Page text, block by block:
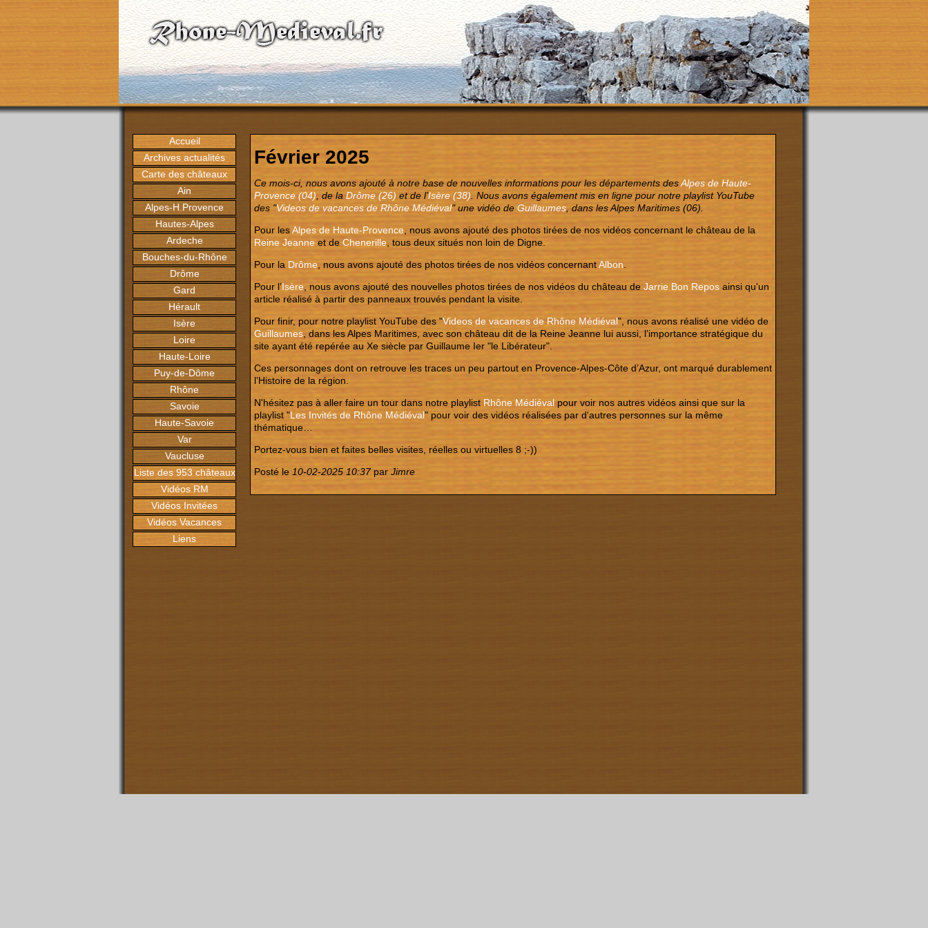
Accueil
Archives actualités
Carte des châteaux
Ain
Alpes-H.Provence
Hautes-Alpes
Ardeche
Bouches-du-Rhône
Drôme
Gard
Hérault
Isère
Loire
Haute-Loire
Puy-de-Dôme
Rhône
Savoie
Haute-Savoie
Var
Vaucluse
Liste des 953 châteaux
Vidéos RM
Vidéos Invitées
Vidéos Vacances
Liens
Février 2025
Ce mois-ci, nous avons ajouté à notre base de nouvelles informations pour les départements desAlpes de Haute-
Provence (04) , de la Drôme (26) et de l’Isère (38) . Nous avons également mis en ligne pour notre playlist YouTube
des "Videos de vacances de Rhône Médiéval" une vidéo de Guillaumes , dans les Alpes Maritimes (06).
Pour lesAlpes de Haute-Provence , nous avons ajouté des photos tirées de nos vidéos concernant le château de la
Reine Jeanneet de Chenerille , tous deux situés non loin de Digne.
Pour la Drôme , nous avons ajouté des photos tirées de nos vidéos concernantAlbon
Pour l’Isère , nous avons ajouté des nouvelles photos tirées de nos vidéos du château de Jarrie Bon Repos ainsi qu'un
article réalisé à partir des panneaux trouvés pendant la visite.
Pour finir, pour notre playlist YouTube des "Videos de vacances de Rhône Médiéval", nous avons réalisé une vidéo de
Guillaumes , dans les Alpes Maritimes, avec son château dit de la Reine Jeanne lui aussi, l’importance stratégique du
site ayant été repérée au Xe siècle par Guillaume Ier "le Libérateur".
Ces personnages dont on retrouve les traces un peu partout en Provence-Alpes-Côte d’Azur, ont marqué durablement
l’Histoire de la région.
N'hésitez pas à aller faire un tour dans notre playlist Rhône Médiéval pour voir nos autres vidéos ainsi que sur la
playlist "Les Invités de Rhône Médiéval" pour voir des vidéos réalisées par d'autres personnes sur la même
thématique…
Portez-vous bien et faites belles visites, réelles ou virtuelles 8 ;-))
Posté le 10-02-2025 10:37par Jimre